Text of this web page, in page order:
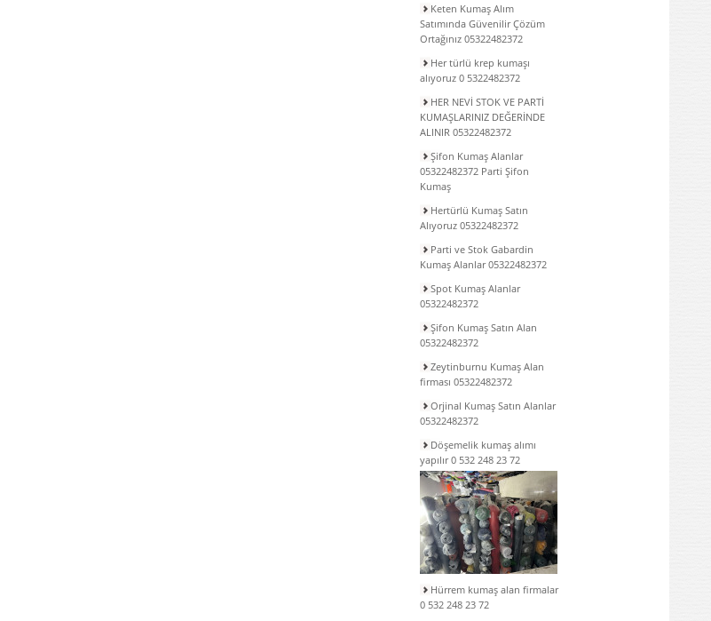
Keten Kumaş Alım
Satımında Güvenilir Çözüm
Ortağınız 05322482372
Her türlü krep kumaşı
alıyoruz 0 5322482372
HER NEVİ STOK VE PARTİ
KUMAŞLARINIZ DEĞERİNDE
ALINIR 05322482372
Şifon Kumaş Alanlar
05322482372 Parti Şifon
Kumaş
Hertürlü Kumaş Satın
Alıyoruz 05322482372
Parti ve Stok Gabardin
Kumaş Alanlar 05322482372
Spot Kumaş Alanlar
05322482372
Şifon Kumaş Satın Alan
05322482372
Zeytinburnu Kumaş Alan
firması 05322482372
Orjinal Kumaş Satın Alanlar
05322482372
Döşemelik kumaş alımı
yapılır 0 532 248 23 72
Hürrem kumaş alan firmalar
0 532 248 23 72